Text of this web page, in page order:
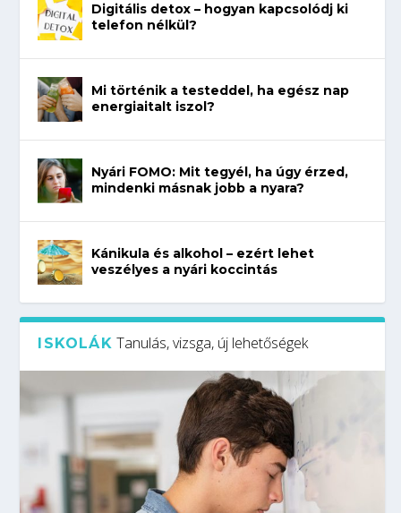
Digitális detox – hogyan kapcsolódj ki
telefon nélkül?
Mi történik a testeddel, ha egész nap
energiaitalt iszol?
Nyári FOMO: Mit tegyél, ha úgy érzed,
mindenki másnak jobb a nyara?
Kánikula és alkohol – ezért lehet
veszélyes a nyári koccintás
ISKOLÁK Tanulás, vizsga, új lehetőségek